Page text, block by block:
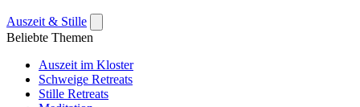
Auszeit & Stille
Beliebte Themen
Auszeit im Kloster
Schweige Retreats
Stille Retreats